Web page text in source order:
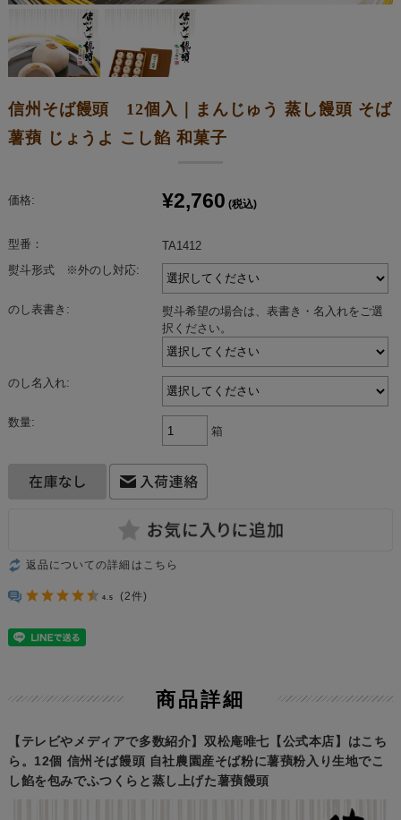
信州そば饅頭 12個入｜まんじゅう 蒸し饅頭 そば
薯蕷 じょうよ こし餡 和菓子
価格: ¥2,760 (税込)
型番：
TA1412
熨斗形式 ※外のし対応:
のし表書き:
熨斗希望の場合は、表書き・名入れをご選
択ください。
のし名入れ:
数量:
箱
返品についての詳細はこちら
4.5 (2件)
商品詳細
【テレビやメディアで多数紹介】双松庵唯七【公式本店】はこち
ら。12個 信州そば饅頭 自社農園産そば粉に薯蕷粉入り生地でこ
し餡を包みでふつくらと蒸し上げた薯蕷饅頭